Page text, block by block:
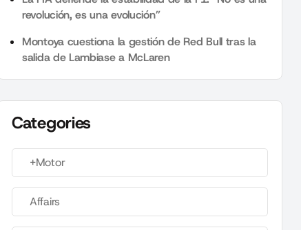
revolución, es una evolución”
Montoya cuestiona la gestión de Red Bull tras la
salida de Lambiase a McLaren
Categories
+Motor
Affairs